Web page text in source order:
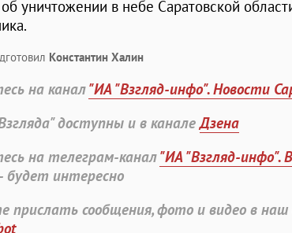
об уничтожении в небе Саратовской
Константин Халин
на канал"ИА "Взгляд-инфо". Новости
доступны и в каналеДзена
на телеграм-канал"ИА "Взгляд-инфо".
будет интересно
прислать сообщения, фото и видео в